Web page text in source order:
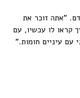
"אתה זוכר את
קראו לו עכשיו, עם
עם עיניים חומות."